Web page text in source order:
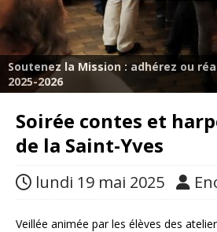
Soutenez la Mission : adhérez ou
2025-2026
Soirée contes et
de la Saint-Yves
lundi 19 mai 2025
Veillée animée par les élèves des